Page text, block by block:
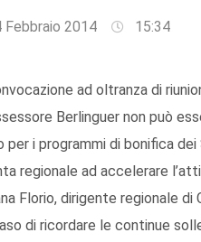
Febbraio 2014 15:34
ad oltranza di
Berlinguer non può
per i programmi di bonifica
regionale ad accelerare
Florio, dirigente regionale
di ricordare le continue